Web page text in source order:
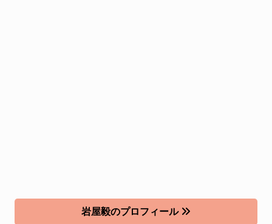
岩屋毅のプロフィール